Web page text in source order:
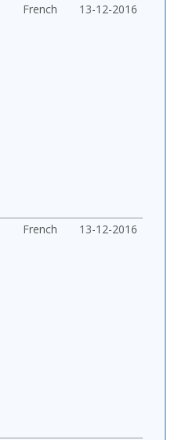
French 13-12-2016
French 13-12-2016